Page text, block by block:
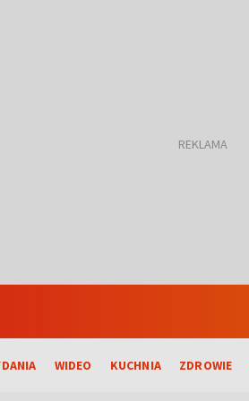
WIDEO KUCHNIA ZDROWIE